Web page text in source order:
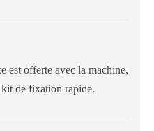
est offerte avec la machine,
de fixation rapide.